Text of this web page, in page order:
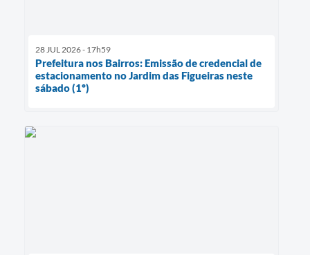
28 JUL 2026 - 17h59
Prefeitura nos Bairros: Emissão de credencial de
estacionamento no Jardim das Figueiras neste
sábado (1º)